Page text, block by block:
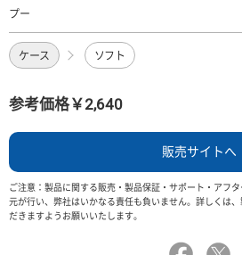
プー
ケース ソフト
参考価格￥2,640
販売サイトへ
ご注意：製品に関する販売・製品保証・サポート・アフ
元が行い、弊社はいかなる責任も負いません。詳しくは
だきますようお願いいたします。